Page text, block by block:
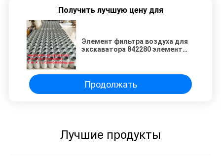
Получить лучшую цену для
Элемент фильтра воздуха для
экскаватора 842280 элемент
гидравлического фильтра 1-
842280
Продолжать
Лучшие продукты